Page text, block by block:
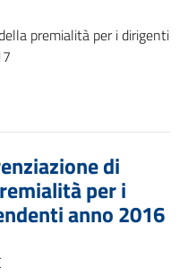
premialità per i dirigenti
di
per i
anno 2016